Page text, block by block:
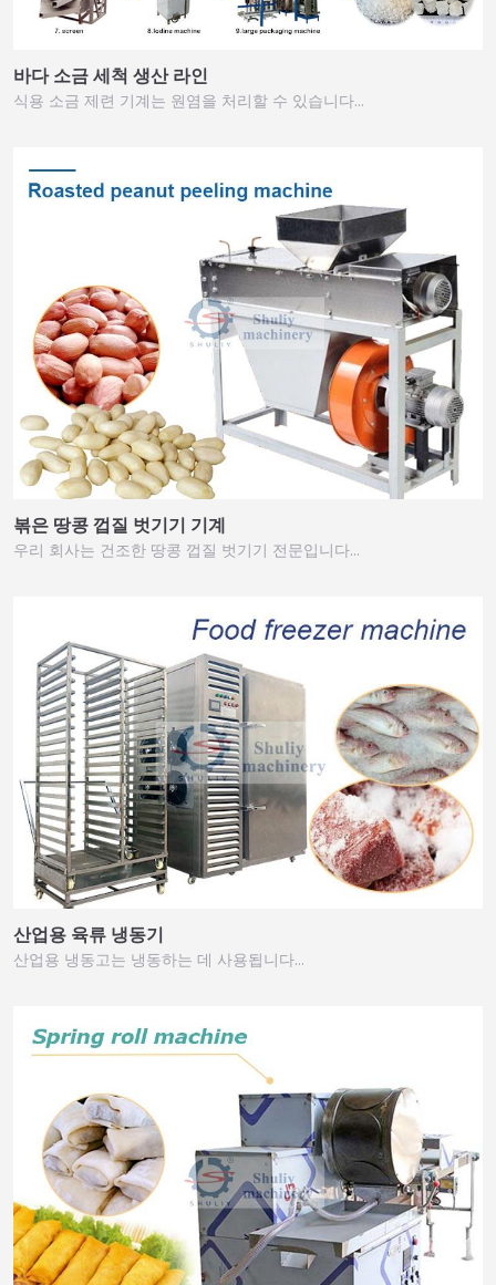
바다 소금 세척 생산 라인
식용 소금 제련 기계는 원염을 처리할 수 있습니다…
볶은 땅콩 껍질 벗기기 기계
우리 회사는 건조한 땅콩 껍질 벗기기 전문입니다…
산업용 육류 냉동기
산업용 냉동고는 냉동하는 데 사용됩니다…